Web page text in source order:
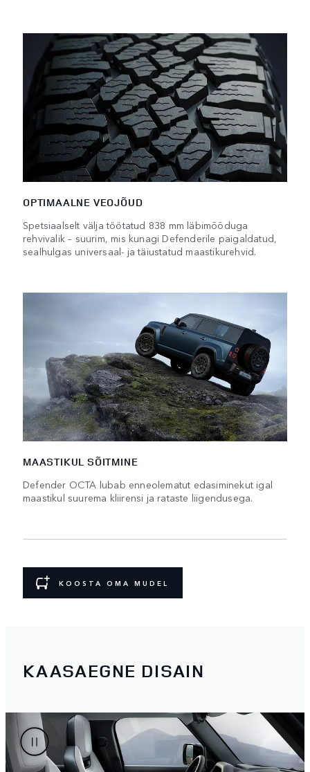
OPTIMAALNE VEOJÕUD
Spetsiaalselt välja töötatud 838 mm läbimõõduga
rehvivalik – suurim, mis kunagi Defenderile paigaldatud,
sealhulgas universaal- ja täiustatud maastikurehvid.
MAASTIKUL SÕITMINE
Defender OCTA lubab enneolematut edasiminekut igal
maastikul suurema kliirensi ja rataste liigendusega.
KOOSTA OMA MUDEL
KAASAEGNE DISAIN